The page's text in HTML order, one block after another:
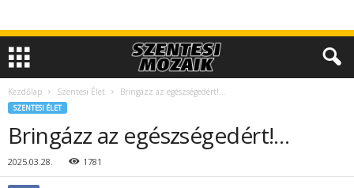
Kezdőlap Szentesi Élet Bringázz az egészségedért!…
SZENTESI ÉLET
Bringázz az egészségedért!…
2025.03.28. 1781